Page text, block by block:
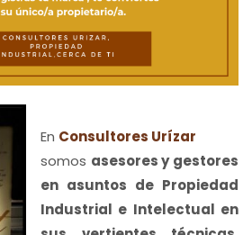
En Consultores Urízar
somos asesores y gestores
en asuntos de Propiedad
Industrial e Intelectual en